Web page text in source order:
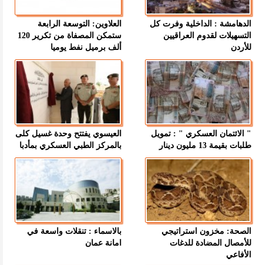
الدهامشة : الداخلية وفرت كل
التسهيلات لقدوم العراقيين
للأردن
العلاوين: التوسعة الرابعة
ستمكن المصفاة من تكرير 120
ألف برميل نفط يوميا
" الائتمان العسكري " : تمويل
طلبات بقيمة 13 مليون دينار
العيسوي يفتتح وحدة غسيل كلى
بالمركز الطبي العسكري بمأدبا
الصحة: مخزون استراتيجي
للأمصال المضادة للدغات
الأفاعي
بالاسماء : تنقلات واسعة في
امانة عمان